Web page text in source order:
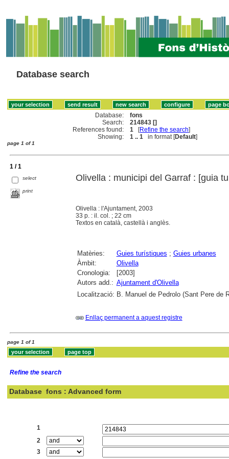
Database search
Database:
fons
Search:
214843 []
References found:
1 [Refine the search]
Showing:
1 .. 1 in format [Default]
page 1 of 1
1 / 1
select
print
Olivella : municipi del Garraf : [guia
Olivella : l'Ajuntament, 2003
33 p. : il. col. ; 22 cm
Textos en català, castellà i anglès.
Matèries: Guies turístiques ; Guies urbanes
Àmbit:
Olivella
Cronologia:
[2003]
Autors add.: Ajuntament d'Olivella
Localització: B. Manuel de Pedrolo (Sant Pere de
Enllaç permanent a aquest registre
page 1 of 1
Refine the search
Database fons : Advanced form
1
2
3